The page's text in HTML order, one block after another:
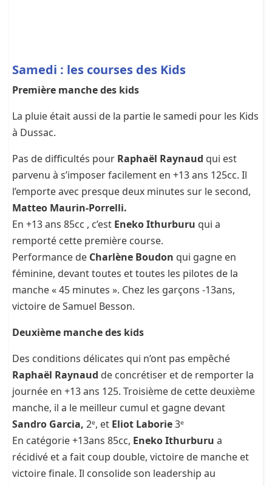
Samedi : les courses des Kids
Première manche des kids
La pluie était aussi de la partie le samedi pour les Kids
à Dussac.
Pas de difficultés pour Raphaël Raynaud qui est
parvenu à s’imposer facilement en +13 ans 125cc. Il
l’emporte avec presque deux minutes sur le second,
Matteo Maurin-Porrelli.
En +13 ans 85cc , c’est Eneko Ithurburu qui a
remporté cette première course.
Performance de Charlène Boudon qui gagne en
féminine, devant toutes et toutes les pilotes de la
manche « 45 minutes ». Chez les garçons -13ans,
victoire de Samuel Besson.
Deuxième manche des kids
Des conditions délicates qui n’ont pas empêché
Raphaël Raynaud de concrétiser et de remporter la
journée en +13 ans 125. Troisième de cette deuxième
manche, il a le meilleur cumul et gagne devant
Sandro Garcia, 2ᵉ, et Eliot Laborie3ᵉ
En catégorie +13ans 85cc, Eneko Ithurburu a
récidivé et a fait coup double, victoire de manche et
victoire finale. Il consolide son leadership au